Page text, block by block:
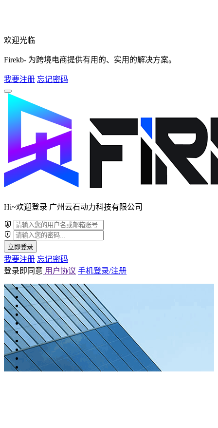
欢迎光临
Firekb- 为跨境电商提供有用的、实用的解决方案。
我要注册 忘记密码
Hi~欢迎登录 广州云石动力科技有限公司
立即登录
我要注册 忘记密码
登录即同意 用户协议 手机登录/注册